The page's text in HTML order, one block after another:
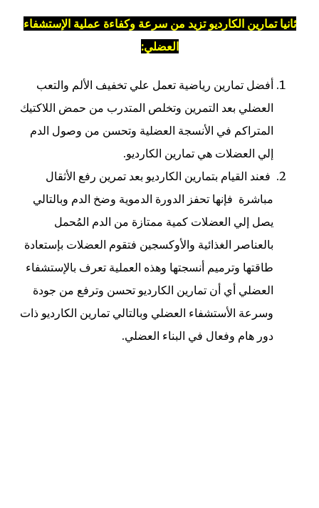
ثانيا تمارين الكارديو تزيد من سرعة وكفاءة عملية الإستشفاء
العضلي:
أفضل تمارين رياضية تعمل علي تخفيف الألم والتعب
العضلي بعد التمرين وتخلص المتدرب من حمض اللاكتيك
المتراكم في الأنسجة العضلية وتحسن من وصول الدم
إلي العضلات هي تمارين الكارديو.
فعند القيام بتمارين الكارديو بعد تمرين رفع الأثقال
مباشرة فإنها تحفز الدورة الدموية وضخ الدم وبالتالي
يصل إلي العضلات كمية ممتازة من الدم المُحمل
بالعناصر الغذائية والأوكسجين فتقوم العضلات بإستعادة
طاقتها وترميم أنسجتها وهذه العملية تعرف بالإستشفاء
العضلي أي أن تمارين الكارديو تحسن وترفع من جودة
وسرعة الأستشفاء العضلي وبالتالي تمارين الكارديو ذات
دور هام وفعال في البناء العضلي.